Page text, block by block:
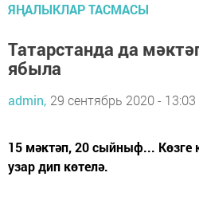
ЯҢАЛЫКЛАР ТАСМАСЫ
Татарстанда да
ябыла
admin, 29 сентябрь 2020 - 13:03
15 мәктәп, 20 сыйныф... Көзге
узар дип көтелә.